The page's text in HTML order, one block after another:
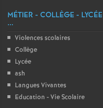
MÉTIER - COLLÈGE -
...
Violences scolaires
Collège
Lycée
ash
Langues Vivantes
Education - Vie Scolaire